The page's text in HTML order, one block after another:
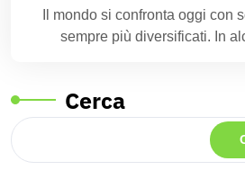
Il mondo si confronta oggi con
sempre più diversificati. In
Cerca